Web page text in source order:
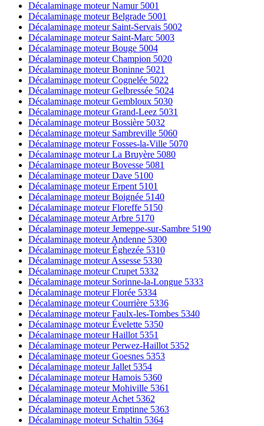
Décalaminage moteur Namur 5001
Décalaminage moteur Belgrade 5001
Décalaminage moteur Saint-Servais 5002
Décalaminage moteur Saint-Marc 5003
Décalaminage moteur Bouge 5004
Décalaminage moteur Champion 5020
Décalaminage moteur Boninne 5021
Décalaminage moteur Cognelée 5022
Décalaminage moteur Gelbressée 5024
Décalaminage moteur Gembloux 5030
Décalaminage moteur Grand-Leez 5031
Décalaminage moteur Bossière 5032
Décalaminage moteur Sambreville 5060
Décalaminage moteur Fosses-la-Ville 5070
Décalaminage moteur La Bruyère 5080
Décalaminage moteur Bovesse 5081
Décalaminage moteur Dave 5100
Décalaminage moteur Erpent 5101
Décalaminage moteur Boignée 5140
Décalaminage moteur Floreffe 5150
Décalaminage moteur Arbre 5170
Décalaminage moteur Jemeppe-sur-Sambre 5190
Décalaminage moteur Andenne 5300
Décalaminage moteur Éghezée 5310
Décalaminage moteur Assesse 5330
Décalaminage moteur Crupet 5332
Décalaminage moteur Sorinne-la-Longue 5333
Décalaminage moteur Florée 5334
Décalaminage moteur Courrière 5336
Décalaminage moteur Faulx-les-Tombes 5340
Décalaminage moteur Évelette 5350
Décalaminage moteur Haillot 5351
Décalaminage moteur Perwez-Haillot 5352
Décalaminage moteur Goesnes 5353
Décalaminage moteur Jallet 5354
Décalaminage moteur Hamois 5360
Décalaminage moteur Mohiville 5361
Décalaminage moteur Achet 5362
Décalaminage moteur Emptinne 5363
Décalaminage moteur Schaltin 5364